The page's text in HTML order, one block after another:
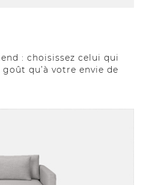
: choisissez celui qui
qu’à votre envie de